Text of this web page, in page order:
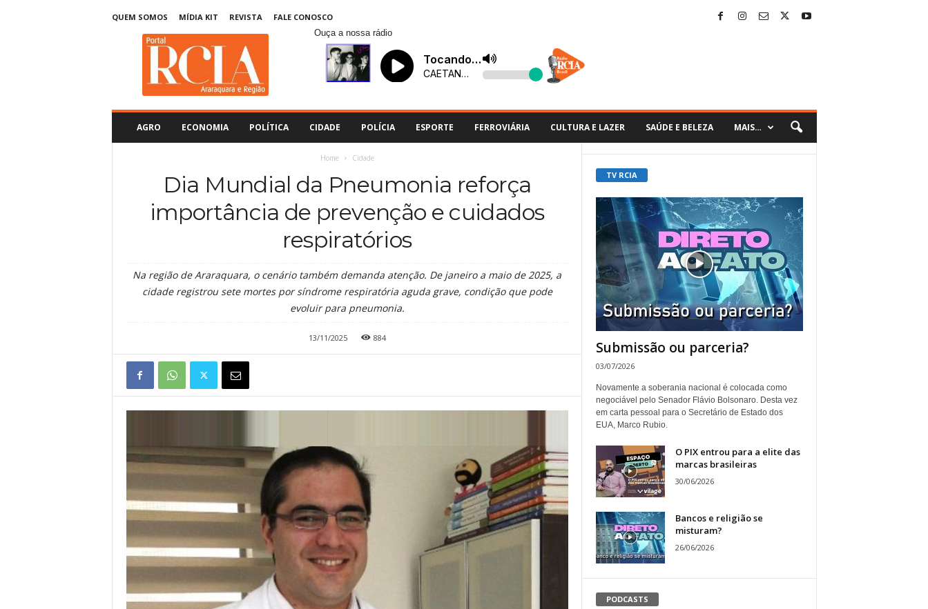
QUEM SOMOS MÍDIA KIT REVISTA
FALE CONOSCO
Ouça a nossa rádio
AGRO ECONOMIA POLÍTICA CIDADE POLÍCIA ESPORTE FERROVIÁRIA CULTURA E LAZER SAÚDE E BELEZA MAIS…
Home Cidade
Dia Mundial da Pneumonia reforça
importância de prevenção e cuidados
respiratórios
Na região de Araraquara, o cenário também demanda atenção. De janeiro a maio de 2025, a
cidade registrou sete mortes por síndrome respiratória aguda grave, condição que pode
evoluir para pneumonia.
13/11/2025 884
TV RCIA
Submissão ou parceria?
03/07/2026
Novamente a soberania nacional é colocada como
negociável pelo Senador Flávio Bolsonaro. Desta vez
em carta pessoal para o Secretário de Estado dos
EUA, Marco Rubio.
O PIX entrou para a elite das
marcas brasileiras
30/06/2026
Bancos e religião se
misturam?
26/06/2026
PODCASTS